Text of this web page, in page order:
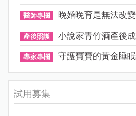
醫師專欄 晚婚晚育是無法改
產後照護 小說家青竹酒產後
專家專欄 守護寶寶的黃金睡
試用募集